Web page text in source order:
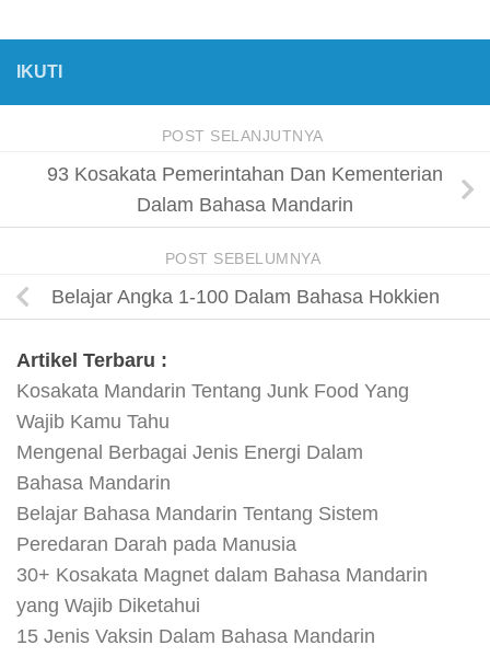
IKUTI
POST SELANJUTNYA
93 Kosakata Pemerintahan Dan Kementerian
Dalam Bahasa Mandarin
POST SEBELUMNYA
Belajar Angka 1-100 Dalam Bahasa Hokkien
Artikel Terbaru :
Kosakata Mandarin Tentang Junk Food Yang
Wajib Kamu Tahu
Mengenal Berbagai Jenis Energi Dalam
Bahasa Mandarin
Belajar Bahasa Mandarin Tentang Sistem
Peredaran Darah pada Manusia
30+ Kosakata Magnet dalam Bahasa Mandarin
yang Wajib Diketahui
15 Jenis Vaksin Dalam Bahasa Mandarin